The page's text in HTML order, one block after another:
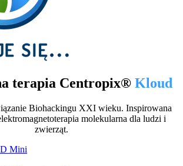
terapia Centropix® Kloud
Biohackingu XXI wieku. Inspirowana
molekularna dla ludzi i
zwierząt.